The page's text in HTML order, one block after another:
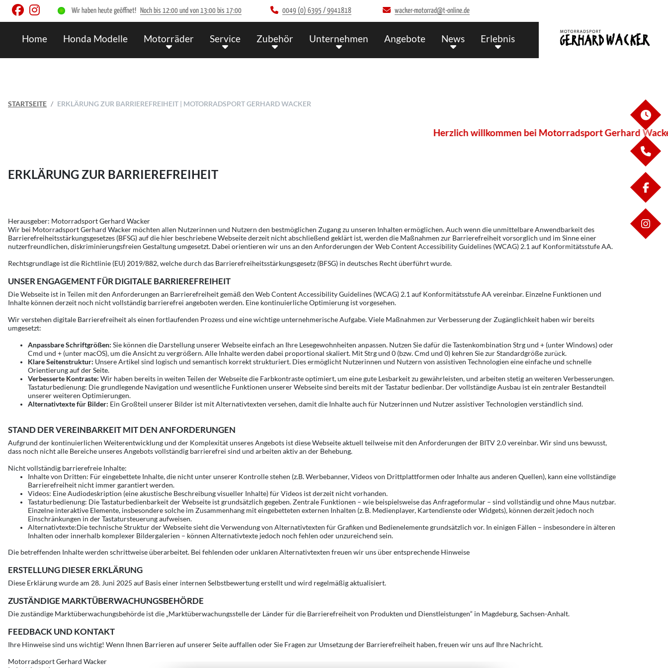
Wir haben heute geöffnet! Noch bis 12:00 und von 13:00 bis 17:00 0049 (0) 6395 / 9941818 wacker-motorrad@t-online.de
Home Honda Modelle Motorräder Service Zubehör Unternehmen Angebote News Erlebnis
STARTSEITE ERKLÄRUNG ZUR BARRIEREFREIHEIT | MOTORRADSPORT GERHARD WACKER
Herzlich willkommen bei Motorradsport Gerhard
ERKLÄRUNG ZUR BARRIEREFREIHEIT
Herausgeber: Motorradsport Gerhard Wacker
Wir bei Motorradsport Gerhard Wacker möchten allen Nutzerinnen und Nutzern den bestmöglichen Zugang zu unseren Inhalten ermöglichen. Auch wenn die unmittelbare Anwendbarkeit des
Barrierefreiheitsstärkungsgesetzes (BFSG) auf die hier beschriebene Webseite derzeit nicht abschließend geklärt ist, werden die Maßnahmen zur Barrierefreiheit vorsorglich und im Sinne einer
nutzerfreundlichen, diskriminierungsfreien Gestaltung umgesetzt. Dabei orientieren wir uns an den Anforderungen der Web Content Accessibility Guidelines (WCAG) 2.1 auf Konformitätsstufe AA.
Rechtsgrundlage ist die Richtlinie (EU) 2019/882, welche durch das Barrierefreiheitsstärkungsgesetz (BFSG) in deutsches Recht überführt wurde.
UNSER ENGAGEMENT FÜR DIGITALE BARRIEREFREIHEIT
Die Webseite ist in Teilen mit den Anforderungen an Barrierefreiheit gemäß den Web Content Accessibility Guidelines (WCAG) 2.1 auf Konformitätsstufe AA vereinbar. Einzelne Funktionen und
Inhalte können derzeit noch nicht vollständig barrierefrei angeboten werden. Eine kontinuierliche Optimierung ist vorgesehen.
Wir verstehen digitale Barrierefreiheit als einen fortlaufenden Prozess und eine wichtige unternehmerische Aufgabe. Viele Maßnahmen zur Verbesserung der Zugänglichkeit haben wir bereits
umgesetzt:
Anpassbare Schriftgrößen: Sie können die Darstellung unserer Webseite einfach an Ihre Lesegewohnheiten anpassen. Nutzen Sie dafür die Tastenkombination Strg und + (unter Windows) oder
Cmd und + (unter macOS), um die Ansicht zu vergrößern. Alle Inhalte werden dabei proportional skaliert. Mit Strg und 0 (bzw. Cmd und 0) kehren Sie zur Standardgröße zurück.
Klare Seitenstruktur: Unsere Artikel sind logisch und semantisch korrekt strukturiert. Dies ermöglicht Nutzerinnen und Nutzern von assistiven Technologien eine einfache und schnelle
Orientierung auf der Seite.
Verbesserte Kontraste: Wir haben bereits in weiten Teilen der Webseite die Farbkontraste optimiert, um eine gute Lesbarkeit zu gewährleisten, und arbeiten stetig an weiteren Verbesserungen.
Tastaturbedienung: Die grundlegende Navigation und wesentliche Funktionen unserer Webseite sind bereits mit der Tastatur bedienbar. Der vollständige Ausbau ist ein zentraler Bestandteil
unserer weiteren Optimierungen.
Alternativtexte für Bilder: Ein Großteil unserer Bilder ist mit Alternativtexten versehen, damit die Inhalte auch für Nutzerinnen und Nutzer assistiver Technologien verständlich sind.
STAND DER VEREINBARKEIT MIT DEN ANFORDERUNGEN
Aufgrund der kontinuierlichen Weiterentwicklung und der Komplexität unseres Angebots ist diese Webseite aktuell teilweise mit den Anforderungen der BITV 2.0 vereinbar. Wir sind uns bewusst,
dass noch nicht alle Bereiche unseres Angebots vollständig barrierefrei sind und arbeiten aktiv an der Behebung.
Nicht vollständig barrierefreie Inhalte:
Inhalte von Dritten: Für eingebettete Inhalte, die nicht unter unserer Kontrolle stehen (z.B. Werbebanner, Videos von Drittplattformen oder Inhalte aus anderen Quellen), kann eine vollständige
Barrierefreiheit nicht immer garantiert werden.
Videos: Eine Audiodeskription (eine akustische Beschreibung visueller Inhalte) für Videos ist derzeit nicht vorhanden.
Tastaturbedienung: Die Tastaturbedienbarkeit der Webseite ist grundsätzlich gegeben. Zentrale Funktionen – wie beispielsweise das Anfrageformular – sind vollständig und ohne Maus nutzbar.
Einzelne interaktive Elemente, insbesondere solche im Zusammenhang mit eingebetteten externen Inhalten (z. B. Medienplayer, Kartendienste oder Widgets), können derzeit jedoch noch
Einschränkungen in der Tastatursteuerung aufweisen.
Alternativtexte:Die technische Struktur der Webseite sieht die Verwendung von Alternativtexten für Grafiken und Bedienelemente grundsätzlich vor. In einigen Fällen – insbesondere in älteren
Inhalten oder innerhalb komplexer Bildergalerien – können Alternativtexte jedoch noch fehlen oder unzureichend sein.
Die betreffenden Inhalte werden schrittweise überarbeitet. Bei fehlenden oder unklaren Alternativtexten freuen wir uns über entsprechende Hinweise
ERSTELLUNG DIESER ERKLÄRUNG
Diese Erklärung wurde am 28. Juni 2025 auf Basis einer internen Selbstbewertung erstellt und wird regelmäßig aktualisiert.
ZUSTÄNDIGE MARKTÜBERWACHUNGSBEHÖRDE
Die zuständige Marktüberwachungsbehörde ist die „Marktüberwachungsstelle der Länder für die Barrierefreiheit von Produkten und Dienstleistungen“ in Magdeburg, Sachsen-Anhalt.
FEEDBACK UND KONTAKT
Ihre Hinweise sind uns wichtig! Wenn Ihnen Barrieren auf unserer Seite auffallen oder Sie Fragen zur Umsetzung der Barrierefreiheit haben, freuen wir uns auf Ihre Nachricht.
Motorradsport Gerhard Wacker